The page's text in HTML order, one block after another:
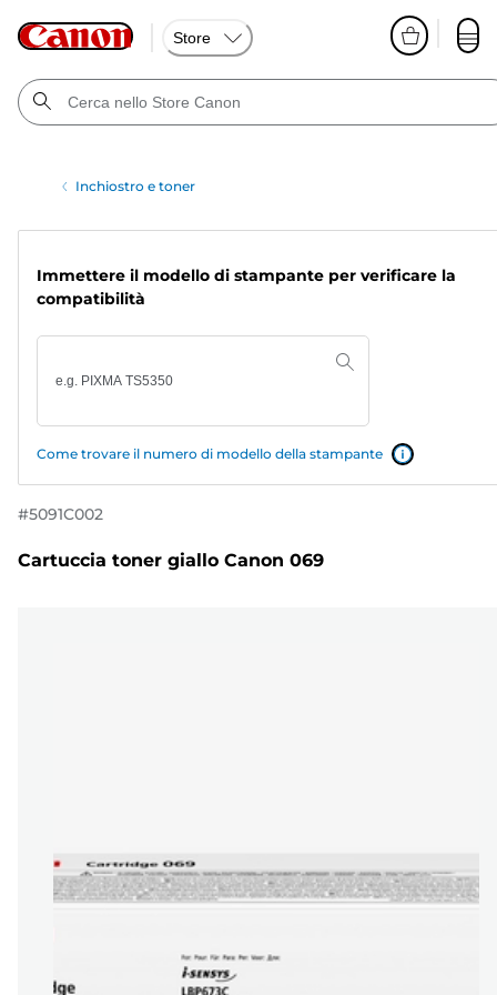
Store
Inchiostro e toner
Immettere il modello di stampante per verificare la
compatibilità
Come trovare il numero di modello della stampante
#5091C002
Cartuccia toner giallo Canon 069